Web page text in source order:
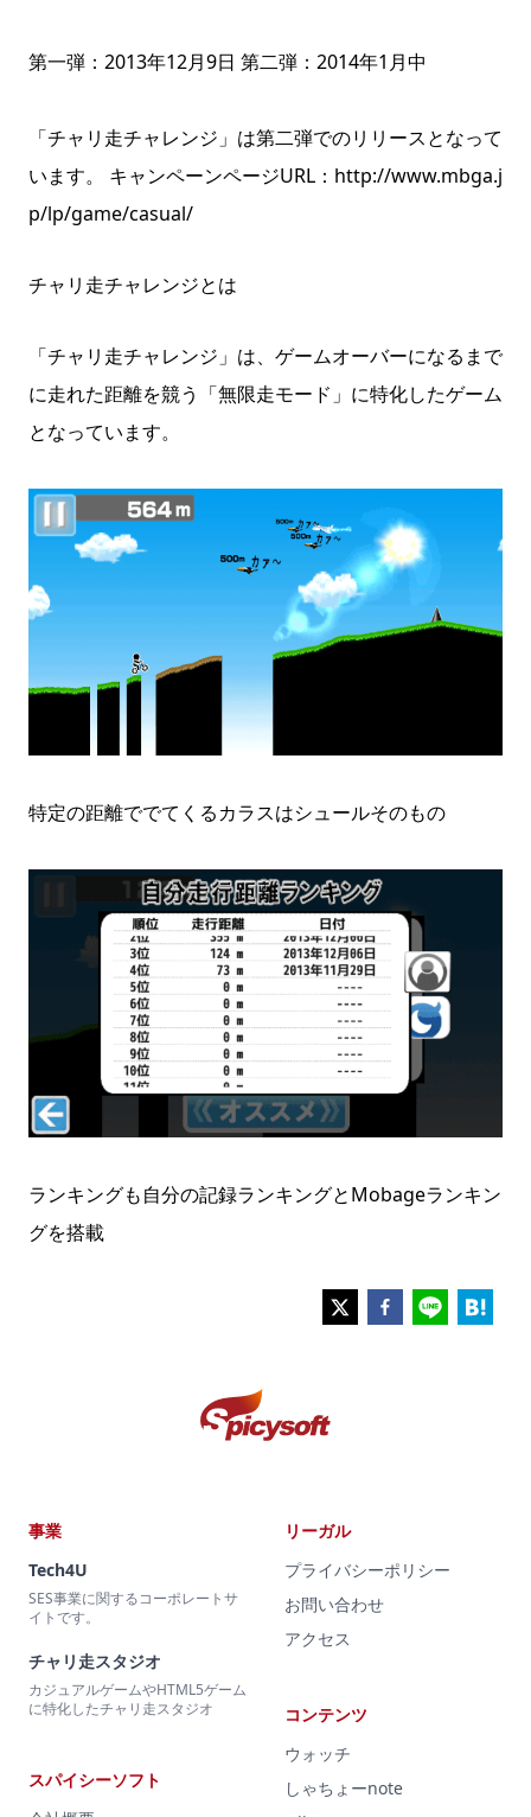
第一弾：2013年12月9日 第二弾：2014年1月中
「チャリ走チャレンジ」は第二弾でのリリースとなって
います。 キャンペーンページURL： http://www.mbga.j
p/lp/game/casual/
チャリ走チャレンジとは
「チャリ走チャレンジ」は、ゲームオーバーになるまで
に走れた距離を競う「無限走モード」に特化したゲーム
となっています。
特定の距離ででてくるカラスはシュールそのもの
ランキングも自分の記録ランキングとMobageランキン
グを搭載
事業
Tech4U
SES事業に関するコーポレートサ
イトです。
チャリ走スタジオ
カジュアルゲームやHTML5ゲーム
に特化したチャリ走スタジオ
スパイシーソフト
リーガル
プライバシーポリシー
お問い合わせ
アクセス
コンテンツ
ウォッチ
しゃちょーnote